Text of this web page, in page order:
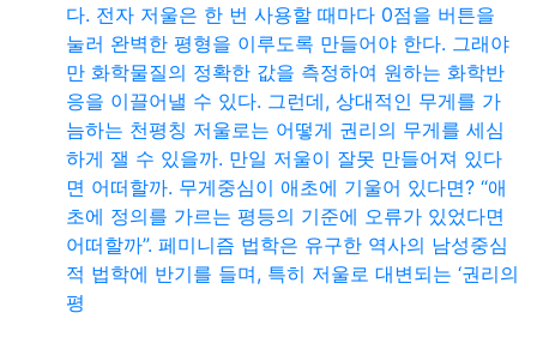
다. 전자 저울은 한 번 사용할 때마다 0점을 버튼을
눌러 완벽한 평형을 이루도록 만들어야 한다. 그래야
만 화학물질의 정확한 값을 측정하여 원하는 화학반
응을 이끌어낼 수 있다. 그런데, 상대적인 무게를 가
늠하는 천평칭 저울로는 어떻게 권리의 무게를 세심
하게 잴 수 있을까. 만일 저울이 잘못 만들어져 있다
면 어떠할까. 무게중심이 애초에 기울어 있다면? “애
초에 정의를 가르는 평등의 기준에 오류가 있었다면
어떠할까”. 페미니즘 법학은 유구한 역사의 남성중심
적 법학에 반기를 들며, 특히 저울로 대변되는 ‘권리의
평